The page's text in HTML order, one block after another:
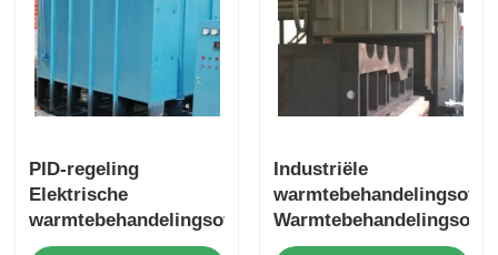
PID-regeling
Elektrische
warmtebehandelingsoven,
vacuümverhardingsoven
Industriële
Gloeien,